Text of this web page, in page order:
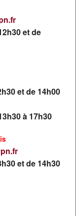
en
VOYAGES
et de
et de 14h00
à 17h30
et de 14h30